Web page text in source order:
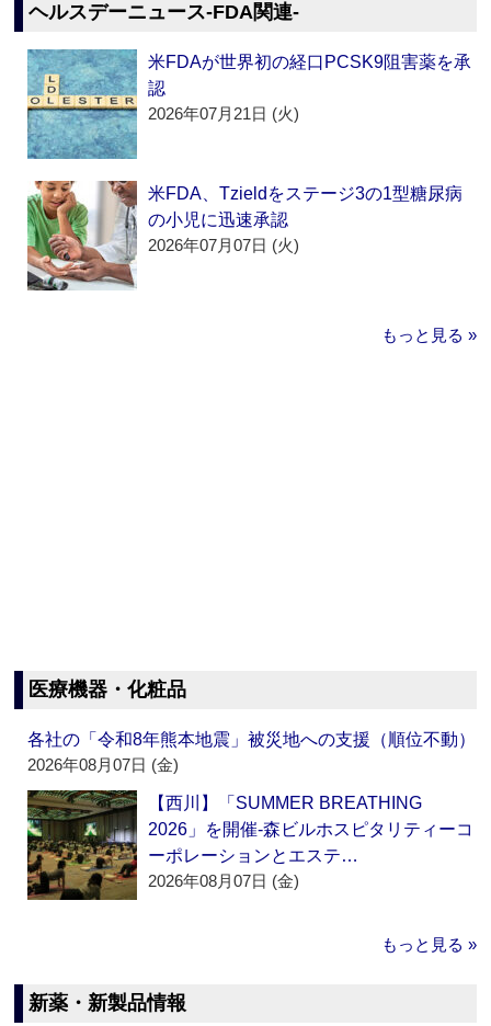
ヘルスデーニュース‐FDA関連‐
米FDAが世界初の経口PCSK9阻害薬を承
認
2026年07月21日 (火)
米FDA、Tzieldをステージ3の1型糖尿病
の小児に迅速承認
2026年07月07日 (火)
もっと見る »
医療機器・化粧品
各社の「令和8年熊本地震」被災地への支援（順位不動）
2026年08月07日 (金)
【西川】「SUMMER BREATHING
2026」を開催‐森ビルホスピタリティーコ
ーポレーションとエステ…
2026年08月07日 (金)
もっと見る »
新薬・新製品情報